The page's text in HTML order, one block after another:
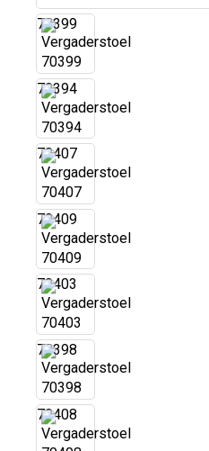
70399
70394
70407
70409
70403
70398
70408